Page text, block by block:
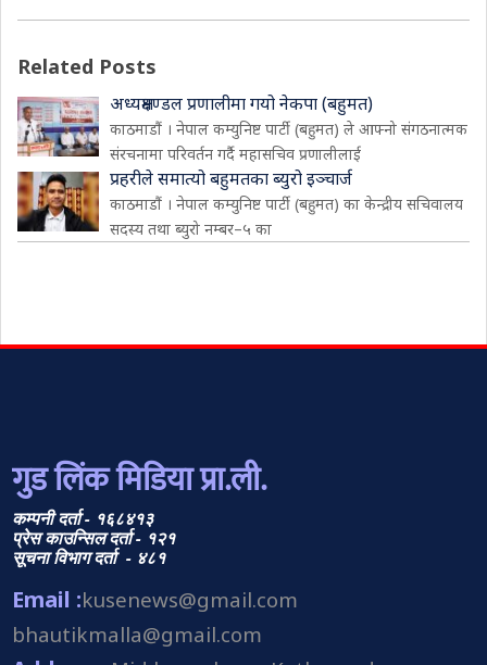
Related Posts
अध्यक्षमण्डल प्रणालीमा गयो नेकपा (बहुमत)
काठमाडौं । नेपाल कम्युनिष्ट पार्टी (बहुमत) ले आफ्नो संगठनात्मक
संरचनामा परिवर्तन गर्दै महासचिव प्रणालीलाई
प्रहरीले समात्यो बहुमतका ब्युरो इञ्चार्ज
काठमाडौं । नेपाल कम्युनिष्ट पार्टी (बहुमत) का केन्द्रीय सचिवालय
सदस्य तथा ब्युरो नम्बर–५ का
गुड लिंक मिडिया प्रा.ली.
कम्पनी दर्ता - १६८४१३
प्रेस काउन्सिल दर्ता - १२१
सूचना विभाग दर्ता - ४८१
Email :kusenews@gmail.com
bhautikmalla@gmail.com